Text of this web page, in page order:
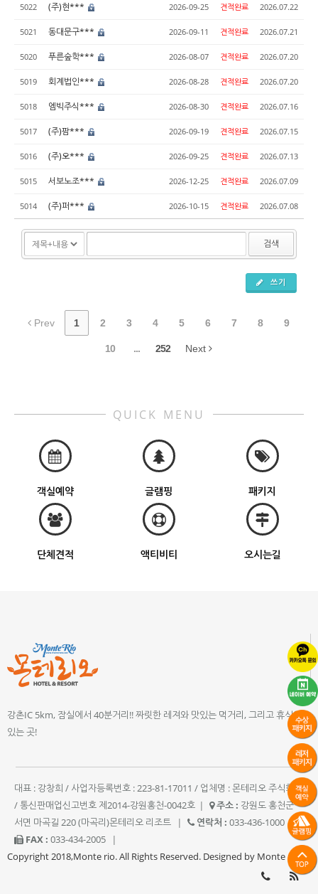
5022 (주)현*** 2026-09-25 견적완료 2026.07.22
5021 동대문구*** 2026-09-11 견적완료 2026.07.21
5020 푸른숲학*** 2026-08-07 견적완료 2026.07.20
5019 회계법인*** 2026-08-28 견적완료 2026.07.20
5018 엠빅주식*** 2026-08-30 견적완료 2026.07.16
5017 (주)팜*** 2026-09-19 견적완료 2026.07.15
5016 (주)오*** 2026-09-25 견적완료 2026.07.13
5015 서보노조*** 2026-12-25 견적완료 2026.07.09
5014 (주)퍼*** 2026-10-15 견적완료 2026.07.08
검색
쓰기
Prev 1 2 3 4 5 6 7 8 9
10 ... 252 Next
QUICK MENU
객실예약 글램핑 패키지
단체견적 액티비티 오시는길
강촌IC 5km, 잠실에서 40분거리!! 짜릿한 레져와 맛있는 먹거리, 그리고 휴식이
있는 곳!
대표 : 강창희 / 사업자등록번호 : 223-81-17011 / 업체명 : 몬테리오 주식회사
/ 통신판매업신고번호 제2014-강원홍천-0042호 | 주소 : 강원도 홍천군
서면 마곡길 220 (마곡리)몬테리오 리조트
| 연락처 : 033-436-1000
|
FAX : 033-434-2005
|
Copyright 2018,Monte rio. All Rights Reserved. Designed by Monte rio.